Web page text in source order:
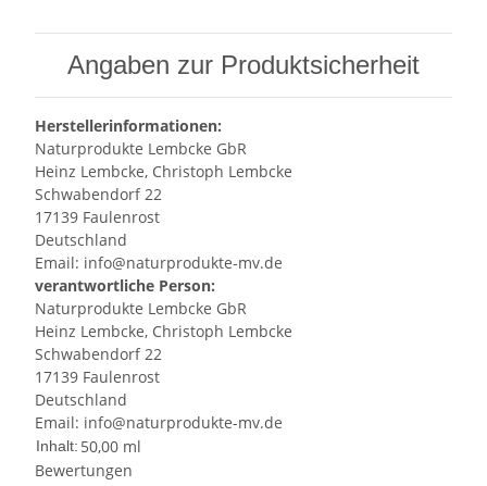
Angaben zur Produktsicherheit
Herstellerinformationen:
Naturprodukte Lembcke GbR
Heinz Lembcke, Christoph Lembcke
Schwabendorf 22
17139 Faulenrost
Deutschland
Email: info@naturprodukte-mv.de
verantwortliche Person:
Naturprodukte Lembcke GbR
Heinz Lembcke, Christoph Lembcke
Schwabendorf 22
17139 Faulenrost
Deutschland
Email: info@naturprodukte-mv.de
Inhalt: 50,00 ml
Bewertungen